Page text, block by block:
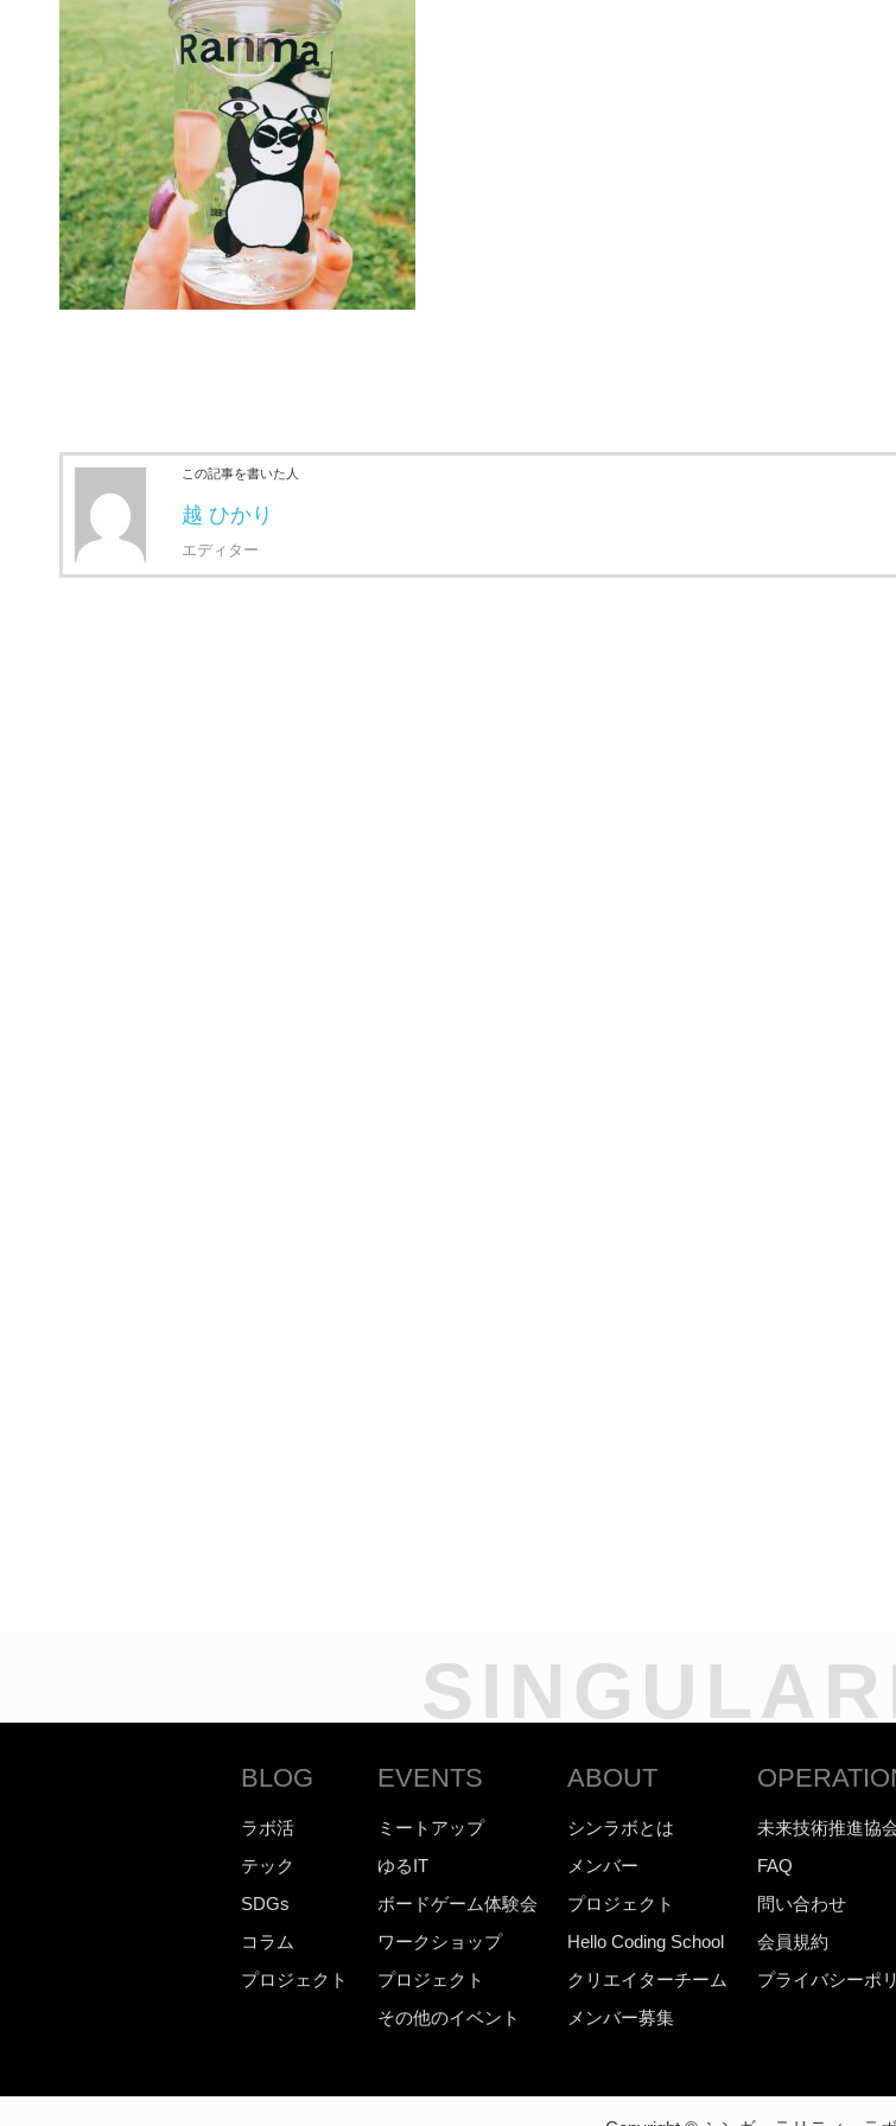
この記事を書いた人
越 ひかり
エディター
BLOG
ラボ活
テック
SDGs
コラム
プロジェクト
EVENTS
ミートアップ
ゆるIT
ボードゲーム体験会
ワークショップ
プロジェクト
その他のイベント
ABOUT
シンラボとは
メンバー
プロジェクト
Hello Coding School
クリエイターチーム
メンバー募集
未来技術推進協
FAQ
問い合わせ
会員規約
プライバシーポ